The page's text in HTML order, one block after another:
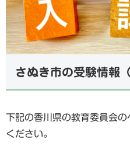
さぬき市の受験情報
下記の香川県の教育委員会
ください。